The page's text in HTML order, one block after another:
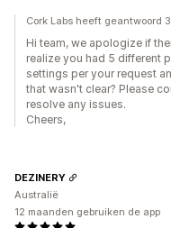
Cork Labs heeft geantwoord
Hi team, we apologize if
realize you had 5 different
settings per your request
that wasn't clear? Please
resolve any issues.
Cheers,
DEZINERY
Australië
12 maanden gebruiken de app